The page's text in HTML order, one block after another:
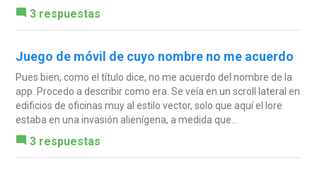
3 respuestas
Juego de móvil de cuyo nombre no me acuerdo
Pues bien, como el título dice, no me acuerdo del nombre de la
app. Procedo a describir como era. Se veía en un scroll lateral en
edificios de oficinas muy al estilo vector, solo que aquí el lore
estaba en una invasión alienígena, a medida que...
3 respuestas